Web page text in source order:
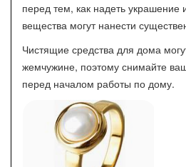
перед тем, как надеть украшение
вещества могут нанести
Чистящие средства для дома
жемчужине, поэтому снимайте
перед началом работы по дому.